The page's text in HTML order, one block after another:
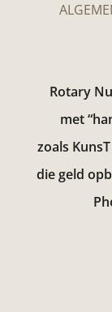
Rotary
met
zoals
die geld